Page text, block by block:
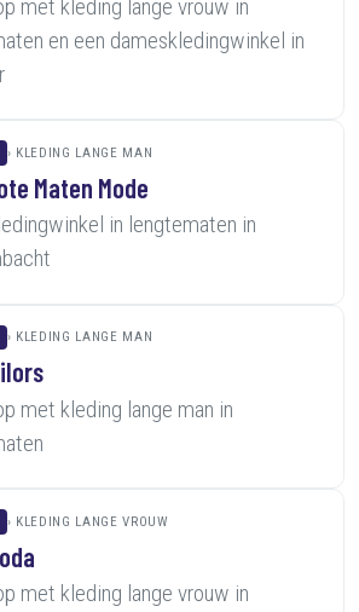
met kleding lange vrouw in
en een dameskledingwinkel in
KLEDING LANGE MAN
Maten Mode
in lengtematen in
KLEDING LANGE MAN
met kleding lange man in
KLEDING LANGE VROUW
met kleding lange vrouw in